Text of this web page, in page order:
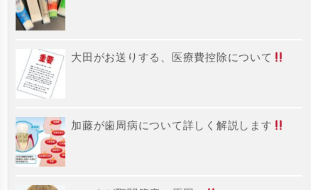
大田がお送りする、医療費控除について
加藤が歯周病について詳しく解説します